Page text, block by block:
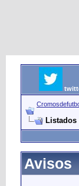
Listados
Avisos